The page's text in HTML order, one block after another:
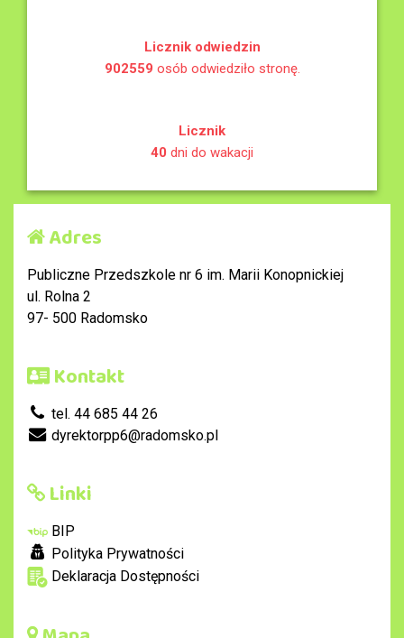
Licznik odwiedzin
902559 osób odwiedziło stronę.
Licznik
40 dni do wakacji
Adres
Publiczne Przedszkole nr 6 im. Marii Konopnickiej
ul. Rolna 2
97- 500 Radomsko
Kontakt
tel. 44 685 44 26
dyrektorpp6@radomsko.pl
Linki
BIP
Polityka Prywatności
Deklaracja Dostępności